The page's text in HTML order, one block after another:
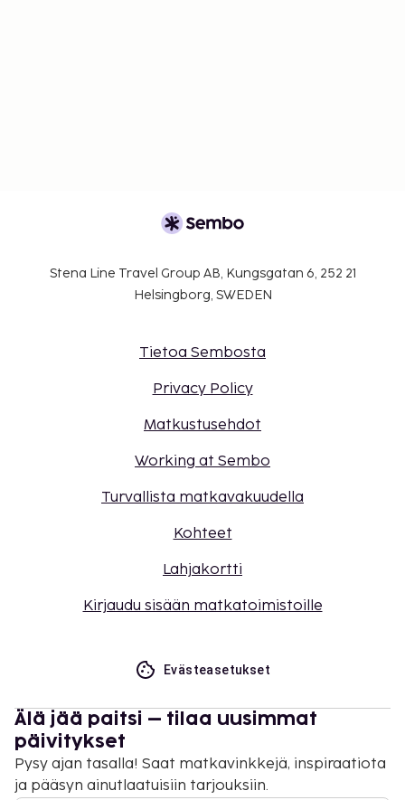
Stena Line Travel Group AB, Kungsgatan 6, 252 21
Helsingborg, SWEDEN
Tietoa Sembosta
Privacy Policy
Matkustusehdot
Working at Sembo
Turvallista matkavakuudella
Kohteet
Lahjakortti
Kirjaudu sisään matkatoimistoille
Evästeasetukset
Älä jää paitsi – tilaa uusimmat
päivitykset
Pysy ajan tasalla! Saat matkavinkkejä, inspiraatiota
ja pääsyn ainutlaatuisiin tarjouksiin.